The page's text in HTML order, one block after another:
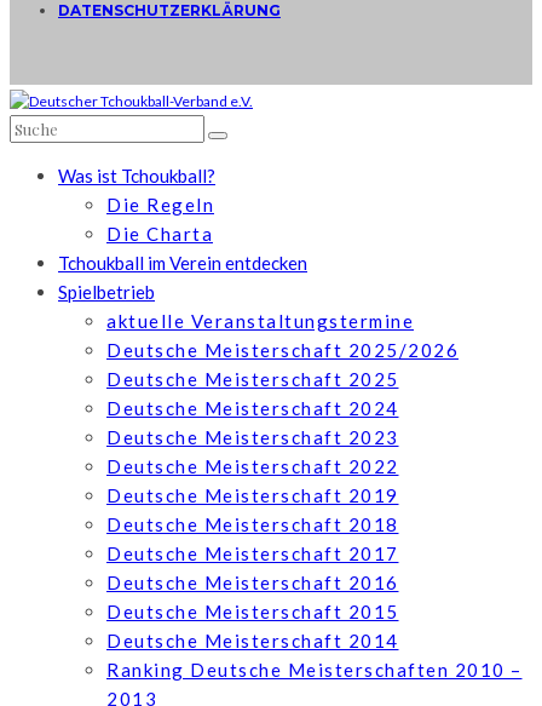
DATENSCHUTZERKLÄRUNG
Was ist Tchoukball?
Die Regeln
Die Charta
Tchoukball im Verein entdecken
Spielbetrieb
aktuelle Veranstaltungstermine
Deutsche Meisterschaft 2025/2026
Deutsche Meisterschaft 2025
Deutsche Meisterschaft 2024
Deutsche Meisterschaft 2023
Deutsche Meisterschaft 2022
Deutsche Meisterschaft 2019
Deutsche Meisterschaft 2018
Deutsche Meisterschaft 2017
Deutsche Meisterschaft 2016
Deutsche Meisterschaft 2015
Deutsche Meisterschaft 2014
Ranking Deutsche Meisterschaften 2010 –
2013